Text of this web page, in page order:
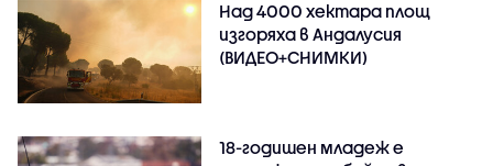
Над 4000 хектара площ
изгоряха в Андалусия
(ВИДЕО+СНИМКИ)
18-годишен младеж е